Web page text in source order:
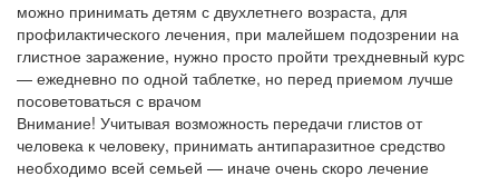
можно принимать детям с двухлетнего возраста, для
профилактического лечения, при малейшем подозрении на
глистное заражение, нужно просто пройти трехдневный курс
— ежедневно по одной таблетке, но перед приемом лучше
посоветоваться с врачом
Внимание! Учитывая возможность передачи глистов от
человека к человеку, принимать антипаразитное средство
необходимо всей семьей — иначе очень скоро лечение